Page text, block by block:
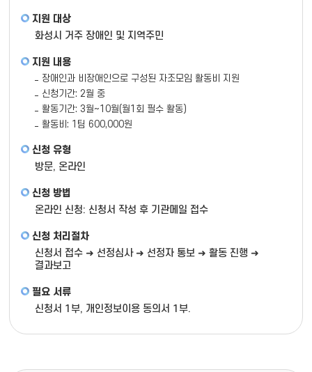
지원 대상
화성시 거주 장애인 및 지역주민
지원 내용
장애인과 비장애인으로 구성된 자조모임 활동비 지원
신청기간: 2월 중
활동기간: 3월~10월(월1회 필수 활동)
활동비: 1팀 600,000원
신청 유형
방문, 온라인
신청 방법
온라인 신청: 신청서 작성 후 기관메일 접수
신청 처리절차
신청서 접수 ➜ 선정심사 ➜ 선정자 통보 ➜ 활동 진행 ➜
결과보고
필요 서류
신청서 1부, 개인정보이용 동의서 1부.